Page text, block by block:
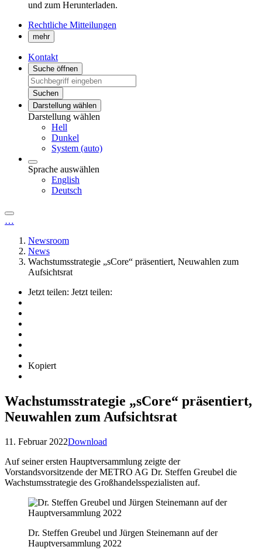
und zum Herunterladen.
Rechtliche Mitteilungen
mehr
Kontakt
Suche öffnen
Suchen
Darstellung wählen
Darstellung wählen
Hell
Dunkel
System (auto)
Sprache auswählen
English
Deutsch
…
Newsroom
News
Wachstumsstrategie „sCore“ präsentiert, Neuwahlen zum
Aufsichtsrat
Jetzt teilen: Jetzt teilen:
Kopiert
Wachstumsstrategie „sCore“ präsentiert,
Neuwahlen zum Aufsichtsrat
11. Februar 2022Download
Auf seiner ersten Hauptversammlung zeigte der
Vorstandsvorsitzende der METRO AG Dr. Steffen Greubel die
Wachstumsstrategie des Großhandelsspezialisten auf.
Dr. Steffen Greubel und Jürgen Steinemann auf der
Hauptversammlung 2022